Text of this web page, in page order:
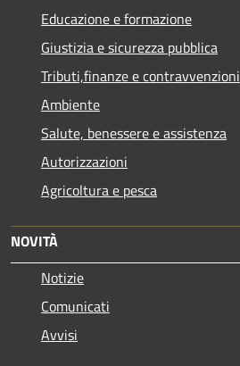
Educazione e formazione
Giustizia e sicurezza pubblica
Tributi,finanze e contravvenzioni
Ambiente
Salute, benessere e assistenza
Autorizzazioni
Agricoltura e pesca
NOVITÀ
Notizie
Comunicati
Avvisi